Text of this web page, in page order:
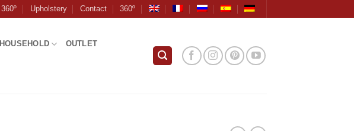
360º Upholstery Contact 360º
HOUSEHOLD OUTLET